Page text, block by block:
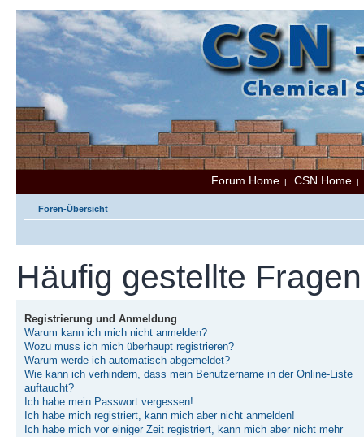
Forum Home | CSN Home
Foren-Übersicht
Häufig gestellte Fragen
Registrierung und Anmeldung
Warum kann ich mich nicht anmelden?
Wozu muss ich mich überhaupt registrieren?
Warum werde ich automatisch abgemeldet?
Wie kann ich verhindern, dass mein Benutzername in der Online-Liste
auftaucht?
Ich habe mein Passwort vergessen!
Ich habe mich registriert, kann mich aber nicht anmelden!
Ich habe mich vor einiger Zeit registriert, kann mich aber nicht mehr